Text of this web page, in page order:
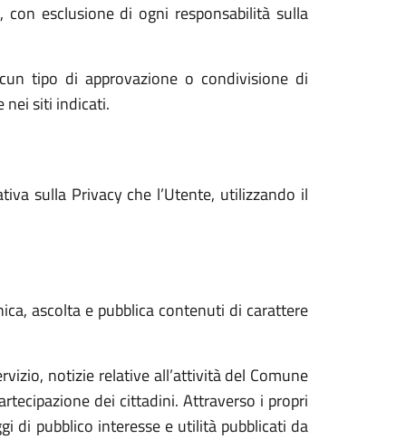
esclusione di ogni responsabilità sulla
tipo di approvazione o condivisione di
nei siti indicati.
sulla Privacy che l’Utente, utilizzando il
ascolta e pubblica contenuti di carattere
notizie relative all’attività del Comune
dei cittadini. Attraverso i propri
di pubblico interesse e utilità pubblicati da